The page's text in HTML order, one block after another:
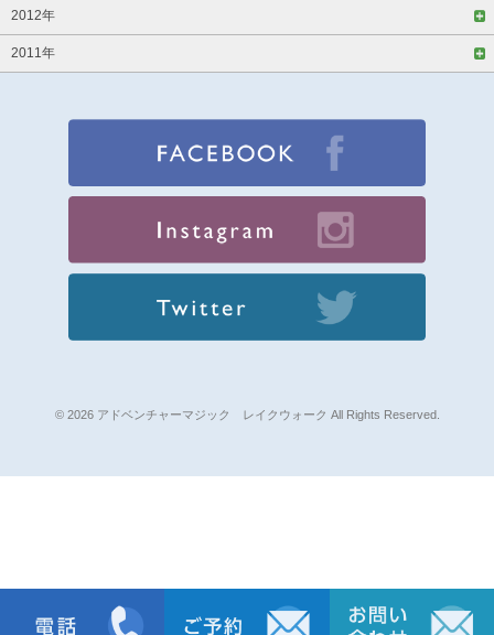
2012年
2011年
© 2026 アドベンチャーマジック レイクウォーク All Rights Reserved.